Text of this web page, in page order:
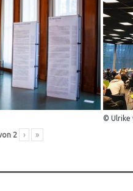
© Ulrike
2 › »